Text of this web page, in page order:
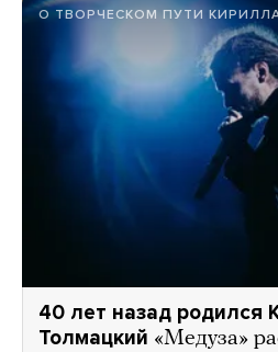
О ТВОРЧЕСКОМ ПУТИ
40 лет назад родился
Толмацкий «Медуза»